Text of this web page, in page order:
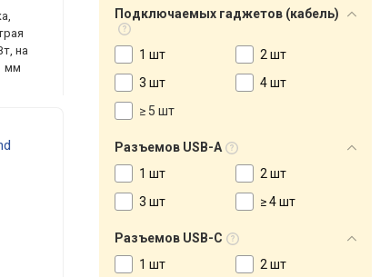
на
мм
Подключаемых гаджетов (кабель)
1 шт
2 шт
3 шт
4 шт
≥ 5 шт
Разъемов USB-A
1 шт
2 шт
3 шт
≥ 4 шт
Разъемов USB-C
1 шт
2 шт